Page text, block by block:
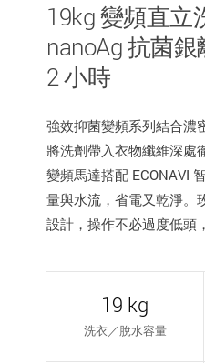
19kg 變頻直立
nanoAg 抗菌
2 小時
強效抑菌變頻系列結合濃
將洗劑帶入衣物纖維深處
變頻馬達搭配 ECONAVI
量與水流，省電又乾淨。
設計，操作不必過度低頭
19 kg
洗衣／脫水容量